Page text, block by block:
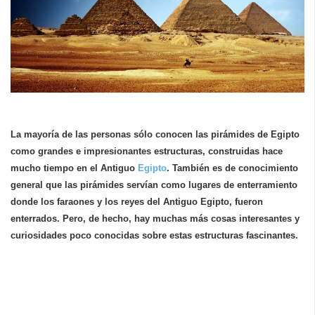
La mayoría de las personas sólo conocen las pirámides de Egipto
como grandes e impresionantes estructuras, construidas hace
mucho tiempo en el Antiguo Egipto. También es de conocimiento
general que las pirámides servían como lugares de enterramiento
donde los faraones y los reyes del Antiguo Egipto, fueron
enterrados. Pero, de hecho, hay muchas más cosas interesantes y
curiosidades poco conocidas sobre estas estructuras fascinantes.